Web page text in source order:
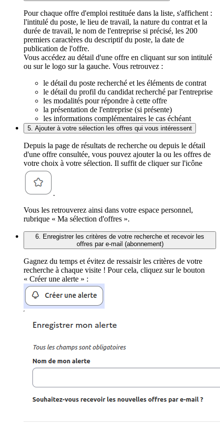
Pour chaque offre d'emploi restituée dans la liste, s'affichent :
l'intitulé du poste, le lieu de travail, la nature du contrat et la
durée de travail, le nom de l'entreprise si précisé, les 200
premiers caractères du descriptif du poste, la date de
publication de l'offre.
Vous accédez au détail d'une offre en cliquant sur son intitulé
ou sur le logo sur la gauche. Vous retrouvez :
le détail du poste recherché et les éléments de contrat
le détail du profil du candidat recherché par l'entreprise
les modalités pour répondre à cette offre
la présentation de l'entreprise (si présente)
les informations complémentaires le cas échéant
5. Ajouter à votre sélection les offres qui vous intéressent
Depuis la page de résultats de recherche ou depuis le détail
d'une offre consultée, vous pouvez ajouter la ou les offres de
votre choix à votre sélection. Il suffit de cliquer sur l'icône
.
Vous les retrouverez ainsi dans votre espace personnel,
rubrique « Ma sélection d'offres ».
6. Enregistrer les critères de votre recherche et recevoir les
offres par e-mail (abonnement)
Gagnez du temps et évitez de ressaisir les critères de votre
recherche à chaque visite ! Pour cela, cliquez sur le bouton
« Créer une alerte » :